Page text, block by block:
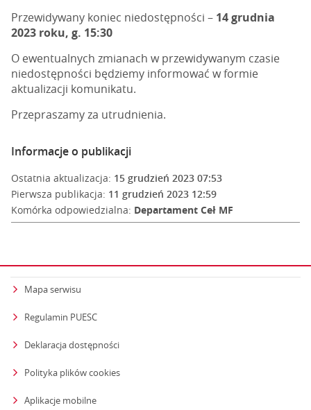
Przewidywany koniec niedostępności – 14 grudnia
2023 roku, g. 15:30
O ewentualnych zmianach w przewidywanym czasie
niedostępności będziemy informować w formie
aktualizacji komunikatu.
Przepraszamy za utrudnienia.
Informacje o publikacji
Ostatnia aktualizacja: 15 grudzień 2023 07:53
Pierwsza publikacja: 11 grudzień 2023 12:59
Komórka odpowiedzialna: Departament Ceł MF
Mapa serwisu
Regulamin PUESC
Deklaracja dostępności
Polityka plików cookies
Aplikacje mobilne